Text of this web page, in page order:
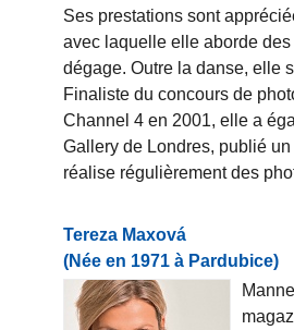
Ses prestations sont
avec laquelle elle aborde
dégage. Outre la danse, elle
Finaliste du concours de
Channel 4 en 2001, elle a
Gallery de Londres, publié
réalise régulièrement des
Tereza Maxová
(Née en 1971 à Pardubice)